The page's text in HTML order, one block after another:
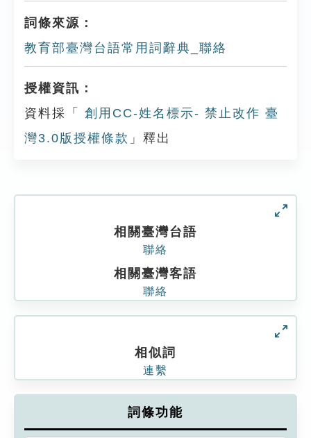
詞條來源：
教育部臺灣台語常用詞辭典_聯絡
授權資訊：
資料採「
創用CC-姓名標示- 禁止改作 臺
灣3.0版授權條款 」釋出
相關臺灣台語
聯絡
相關臺灣客語
聯絡
相似詞
連繫
詞條功能